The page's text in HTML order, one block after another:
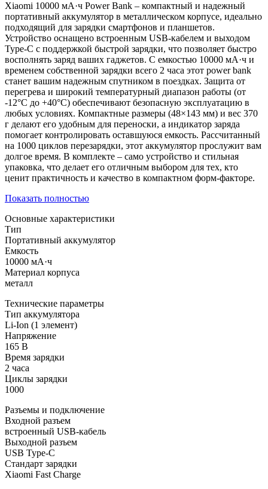
Xiaomi 10000 мА·ч Power Bank – компактный и надежный
портативный аккумулятор в металлическом корпусе, идеально
подходящий для зарядки смартфонов и планшетов.
Устройство оснащено встроенным USB-кабелем и выходом
Type-C с поддержкой быстрой зарядки, что позволяет быстро
восполнять заряд ваших гаджетов. С емкостью 10000 мА·ч и
временем собственной зарядки всего 2 часа этот power bank
станет вашим надежным спутником в поездках. Защита от
перегрева и широкий температурный диапазон работы (от
-12°C до +40°C) обеспечивают безопасную эксплуатацию в
любых условиях. Компактные размеры (48×143 мм) и вес 370
г делают его удобным для переноски, а индикатор заряда
помогает контролировать оставшуюся емкость. Рассчитанный
на 1000 циклов перезарядки, этот аккумулятор прослужит вам
долгое время. В комплекте – само устройство и стильная
упаковка, что делает его отличным выбором для тех, кто
ценит практичность и качество в компактном форм-факторе.
Показать полностью
Основные характеристики
Тип
Портативный аккумулятор
Емкость
10000 мА·ч
Материал корпуса
металл
Технические параметры
Тип аккумулятора
Li-Ion (1 элемент)
Напряжение
165 В
Время зарядки
2 часа
Циклы зарядки
1000
Разъемы и подключение
Входной разъем
встроенный USB-кабель
Выходной разъем
USB Type-C
Стандарт зарядки
Xiaomi Fast Charge